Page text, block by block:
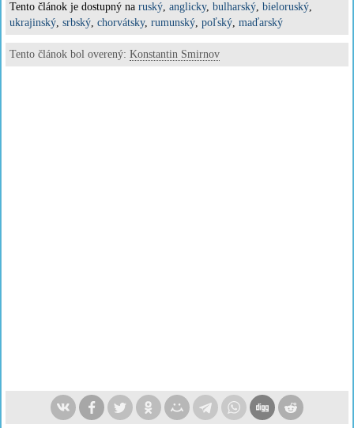
Tento článok je dostupný na ruský, anglicky, bulharský, bieloruský,
ukrajinský, srbský, chorvátsky, rumunský, poľský, maďarský
Tento článok bol overený: Konstantin Smirnov